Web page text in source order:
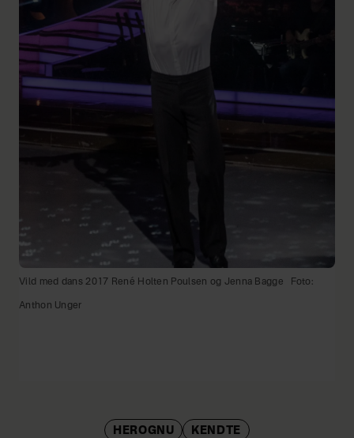
Vild med dans 2017 René Holten Poulsen og Jenna Bagge Foto:
Anthon Unger
HEROGNU KENDTE